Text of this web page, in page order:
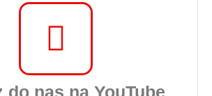
do nas na YouTube